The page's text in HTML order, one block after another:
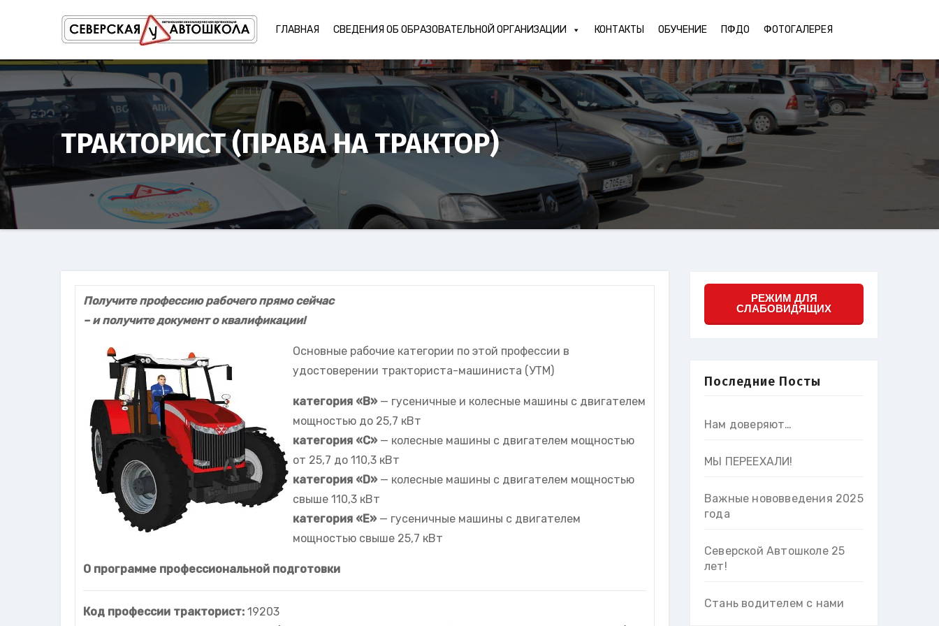
содержимому
ГЛАВНАЯ СВЕДЕНИЯ ОБ ОБРАЗОВАТЕЛЬНОЙ ОРГАНИЗАЦИИ КОНТАКТЫ ОБУЧЕНИЕ ПФДО ФОТОГАЛЕРЕЯ
ТРАКТОРИСТ (ПРАВА НА ТРАКТОР)
Получите профессию рабочего прямо сейчас
– и получите документ о квалификации!
Основные рабочие категории по этой профессии в
удостоверении тракториста-машиниста (УТМ)
категория «B» — гусеничные и колесные машины с двигателем
мощностью до 25,7 кВт
категория «C» — колесные машины с двигателем мощностью
от 25,7 до 110,3 кВт
категория «D» — колесные машины с двигателем мощностью
свыше 110,3 кВт
категория «E» — гусеничные машины с двигателем
мощностью свыше 25,7 кВт
О программе профессиональной подготовки
Код профессии тракторист: 19203
РЕЖИМ ДЛЯ
СЛАБОВИДЯЩИХ
Последние Посты
Нам доверяют…
МЫ ПЕРЕЕХАЛИ!
Важные нововведения 2025
года
Северской Автошколе 25
лет!
Стань водителем с нами